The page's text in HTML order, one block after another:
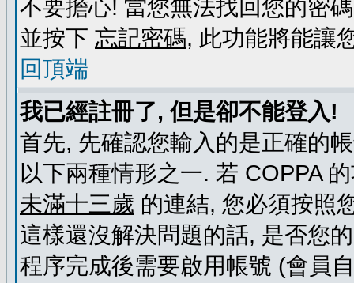
不要擔心! 當您無法找回您的密
並按下 忘記密碼, 此功能將能讓
回頂端
我已經註冊了, 但是卻不能登入!
首先, 先確認您輸入的是正確的
以下兩種情形之一. 若 COPPA
未滿十三歲 的連結, 您必須按照
這樣還沒解決問題的話, 是否您
程序完成後需要啟用帳號 (會員